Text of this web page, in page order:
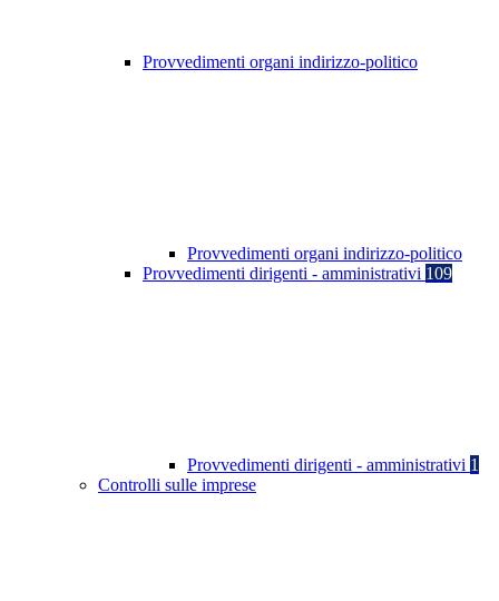
Provvedimenti organi indirizzo-politico
Provvedimenti organi indirizzo-politico
Provvedimenti dirigenti - amministrativi 109
Provvedimenti dirigenti - amministrativi 1
Controlli sulle imprese